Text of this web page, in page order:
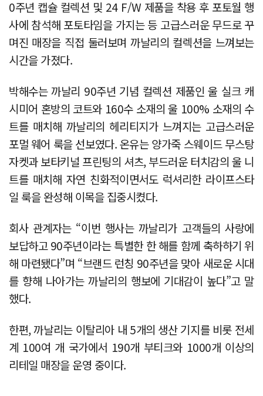
0주년 캡슐 컬렉션 및 24 F/W 제품을 착용 후 포토월 행
사에 참석해 포토타임을 가지는 등 고급스러운 무드로 꾸
며진 매장을 직접 둘러보며 까날리의 컬렉션을 느껴보는
시간을 가졌다.
박해수는 까날리 90주년 기념 컬렉션 제품인 울 실크 캐
시미어 혼방의 코트와 160수 소재의 울 100% 소재의 수
트를 매치해 까날리의 헤리티지가 느껴지는 고급스러운
포멀 웨어 룩을 선보였다. 온유는 양가죽 스웨이드 무스탕
자켓과 보타키널 프린팅의 셔츠, 부드러운 터치감의 울 니
트를 매치해 자연 친화적이면서도 럭셔리한 라이프스타
일 룩을 완성해 이목을 집중시켰다.
회사 관계자는 “이번 행사는 까날리가 고객들의 사랑에
보답하고 90주년이라는 특별한 한 해를 함께 축하하기 위
해 마련됐다”며 “브랜드 런칭 90주년을 맞아 새로운 시대
를 향해 나아가는 까날리의 행보에 기대감이 높다”고 말
했다.
한편, 까날리는 이탈리아 내 5개의 생산 기지를 비롯 전세
계 100여 개 국가에서 190개 부티크와 1000개 이상의
리테일 매장을 운영 중이다.